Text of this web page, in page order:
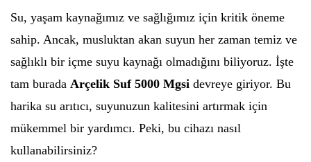
Su, yaşam kaynağımız ve sağlığımız için kritik öneme
sahip. Ancak, musluktan akan suyun her zaman temiz ve
sağlıklı bir içme suyu kaynağı olmadığını biliyoruz. İşte
tam burada Arçelik Suf 5000 Mgsi devreye giriyor. Bu
harika su arıtıcı, suyunuzun kalitesini artırmak için
mükemmel bir yardımcı. Peki, bu cihazı nasıl
kullanabilirsiniz?